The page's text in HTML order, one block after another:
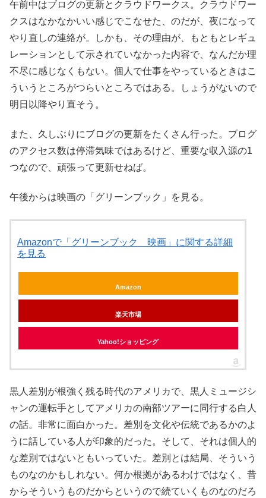
午前中はブログの更新とクラウドワークス。クラウドワー
クスはなかなかいい感じでこなせた、のだが、夜になって
やり直しの連絡が。しかも、その理由が、もともとレギュ
レーションとして示されていなかった内容で、なんだか理
不尽に感じなくもない。個人で仕事をやっているときはこ
ういうところがつらいところではある。しょうがないので
明日以降やり直そう。
また、久しぶりにブログの更新をたくさん行った。ブログ
のアクセス数は停滞気味ではあるけど、重要な収入源の1
つなので、頑張って更新せねば。
午後からは映画の「グリーンブック」を見る。
Amazonで「グリーンブック 映画」に関する詳細
を見る
Amazon
楽天市場
Yahoo!ショッピング
黒人差別が根強く残る時代のアメリカで、黒人ミュージシ
ャンの運転手としてアメリカの南部ツアーに同行する白人
の話。非常に面白かった。差別を文化や伝統であるかのよ
うに話している人が印象的だった。そして、それは個人的
な差別ではないともいっていた。差別とは結局、そういう
ものなのかもしれない。何か根拠があるわけではなく、昔
からそういうものだからというので続ていくものなのだろ